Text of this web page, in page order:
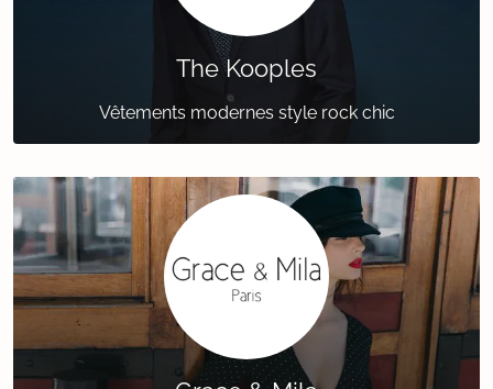
The Kooples
Vêtements modernes style rock chic